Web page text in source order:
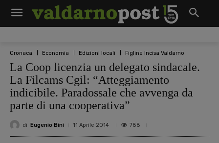
Cronaca Economia Edizioni locali Figline Incisa Valdarno
La Coop licenzia un delegato sindacale.
La Filcams Cgil: “Atteggiamento
indicibile. Paradossale che avvenga da
parte di una cooperativa”
di Eugenio Bini 11 Aprile 2014 788